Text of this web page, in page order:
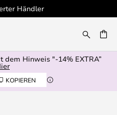
Händler
dem Hinweis "-14% EXTRA”
KOPIEREN